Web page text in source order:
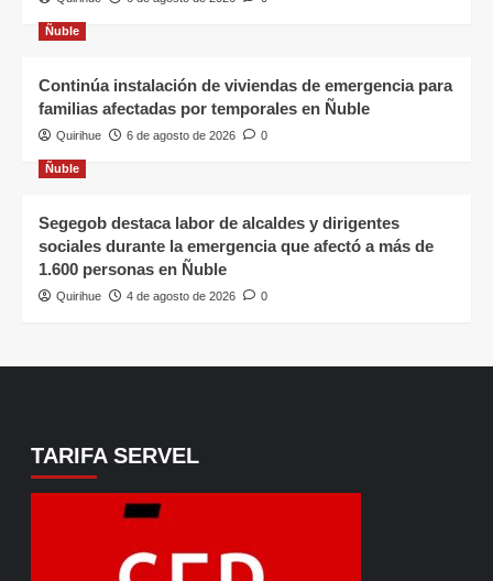
Ñuble
Continúa instalación de viviendas de emergencia para
familias afectadas por temporales en Ñuble
Quirihue 6 de agosto de 2026 0
Ñuble
Segegob destaca labor de alcaldes y dirigentes
sociales durante la emergencia que afectó a más de
1.600 personas en Ñuble
Quirihue 4 de agosto de 2026 0
TARIFA SERVEL